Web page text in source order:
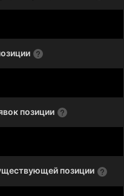
позиции
позиции